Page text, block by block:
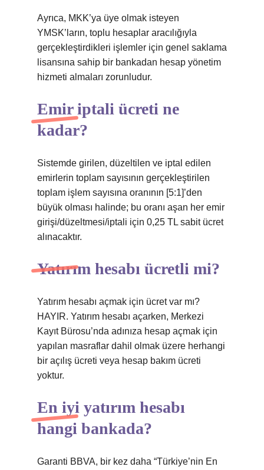
Ayrıca, MKK’ya üye olmak isteyen
YMSK’ların, toplu hesaplar aracılığıyla
gerçekleştirdikleri işlemler için genel saklama
lisansına sahip bir bankadan hesap yönetim
hizmeti almaları zorunludur.
Emir iptali ücreti ne
kadar?
Sistemde girilen, düzeltilen ve iptal edilen
emirlerin toplam sayısının gerçekleştirilen
toplam işlem sayısına oranının [5:1]’den
büyük olması halinde; bu oranı aşan her emir
girişi/düzeltmesi/iptali için 0,25 TL sabit ücret
alınacaktır.
Yatırım hesabı ücretli mi?
Yatırım hesabı açmak için ücret var mı?
HAYIR. Yatırım hesabı açarken, Merkezi
Kayıt Bürosu’nda adınıza hesap açmak için
yapılan masraflar dahil olmak üzere herhangi
bir açılış ücreti veya hesap bakım ücreti
yoktur.
En iyi yatırım hesabı
hangi bankada?
Garanti BBVA, bir kez daha “Türkiye’nin En